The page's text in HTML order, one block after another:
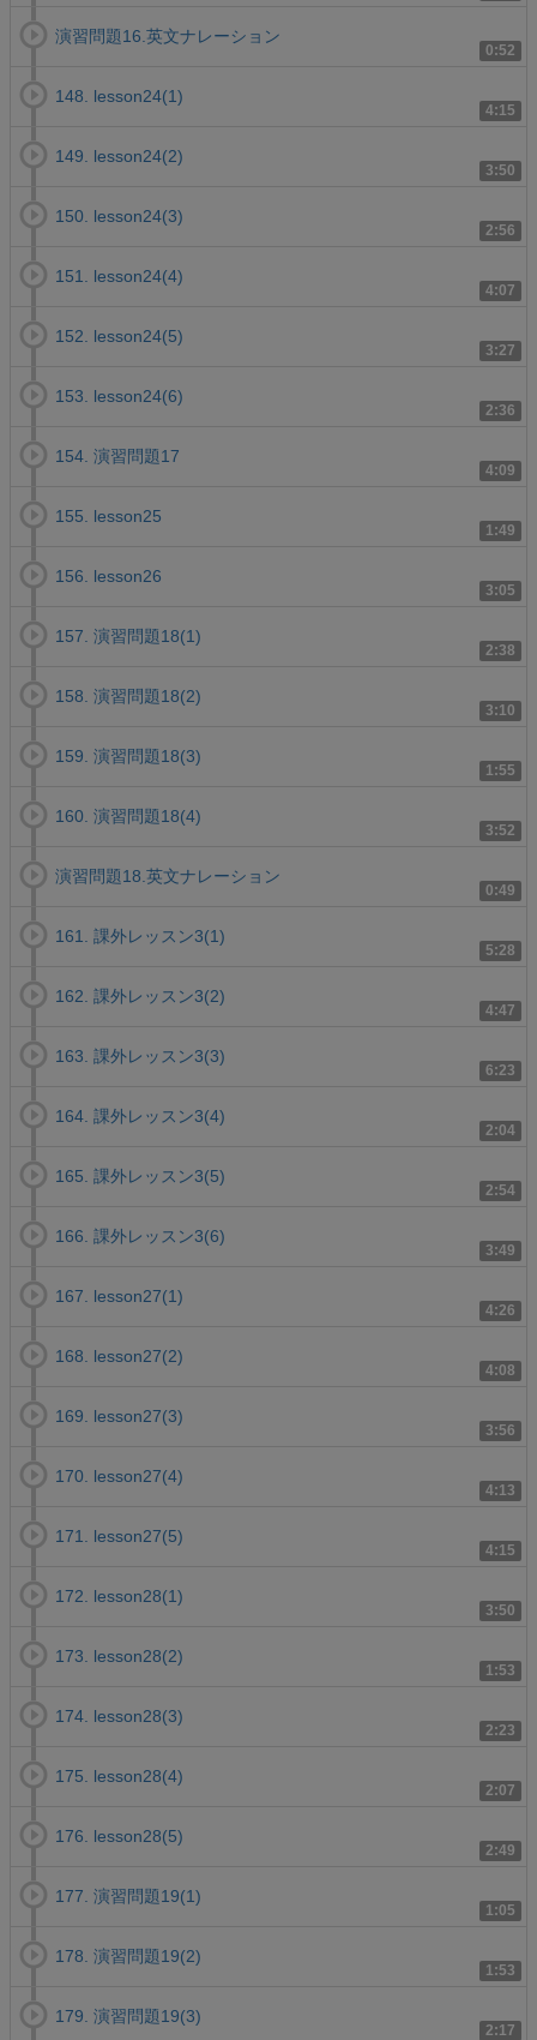
0:52
演習問題16.英文ナレーション
4:15
148. lesson24(1)
3:50
149. lesson24(2)
2:56
150. lesson24(3)
4:07
151. lesson24(4)
3:27
152. lesson24(5)
2:36
153. lesson24(6)
4:09
154. 演習問題17
1:49
155. lesson25
3:05
156. lesson26
2:38
157. 演習問題18(1)
3:10
158. 演習問題18(2)
1:55
159. 演習問題18(3)
3:52
160. 演習問題18(4)
0:49
演習問題18.英文ナレーション
5:28
161. 課外レッスン3(1)
4:47
162. 課外レッスン3(2)
6:23
163. 課外レッスン3(3)
2:04
164. 課外レッスン3(4)
2:54
165. 課外レッスン3(5)
3:49
166. 課外レッスン3(6)
4:26
167. lesson27(1)
4:08
168. lesson27(2)
3:56
169. lesson27(3)
4:13
170. lesson27(4)
4:15
171. lesson27(5)
3:50
172. lesson28(1)
1:53
173. lesson28(2)
2:23
174. lesson28(3)
2:07
175. lesson28(4)
2:49
176. lesson28(5)
1:05
177. 演習問題19(1)
1:53
178. 演習問題19(2)
2:17
179. 演習問題19(3)